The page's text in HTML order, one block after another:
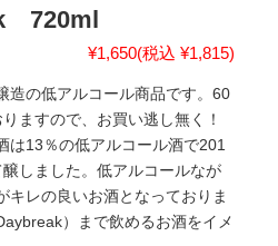
720ml
¥1,650(税込 ¥1,815)
造の低アルコール商品です。60
ますので、お買い逃し無く！
は13％の低アルコール酒で201
しました。低アルコールなが
キレの良いお酒となっておりま
）まで飲めるお酒をイメ